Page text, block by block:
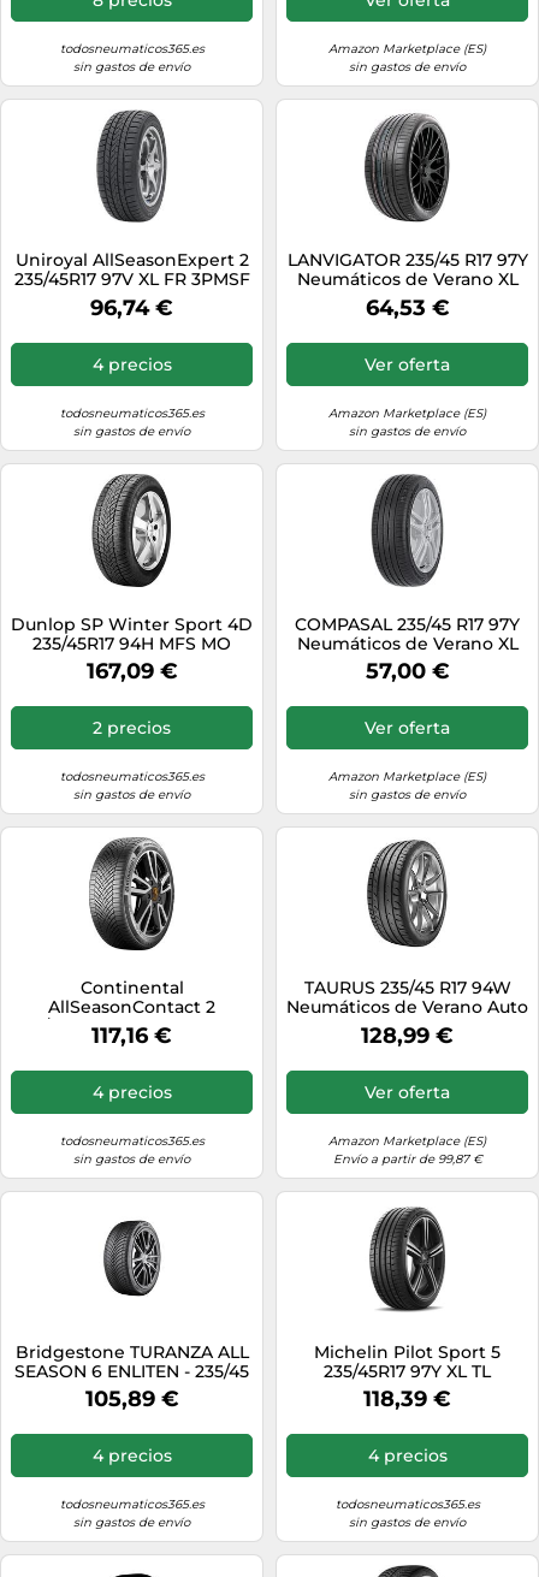
todosneumaticos365.es
sin gastos de envío
Amazon Marketplace (ES)
sin gastos de envío
Uniroyal AllSeasonExpert 2
235/45R17 97V XL FR 3PMSF
96,74 €
4 precios
todosneumaticos365.es
sin gastos de envío
LANVIGATOR 235/45 R17 97Y
Neumáticos de Verano XL
Auto
64,53 €
Ver oferta
Amazon Marketplace (ES)
sin gastos de envío
Dunlop SP Winter Sport 4D
235/45R17 94H MFS MO
167,09 €
2 precios
todosneumaticos365.es
sin gastos de envío
COMPASAL 235/45 R17 97Y
Neumáticos de Verano XL
Auto
57,00 €
Ver oferta
Amazon Marketplace (ES)
sin gastos de envío
Continental
AllSeasonContact 2
235/45R17 97Y XL FR 3PMSF
EVC
117,16 €
4 precios
todosneumaticos365.es
sin gastos de envío
TAURUS 235/45 R17 94W
Neumáticos de Verano Auto
Compatible con VW Passat
B7 Variant 365 TOURAN 1T3
Variant 3C5 Passat B6
Sedán 3C2 Scirocco III 137,
128,99 €
Ver oferta
Amazon Marketplace (ES)
Envío a partir de 99,87 €
Bridgestone TURANZA ALL
SEASON 6 ENLITEN - 235/45
R17 97Y XL - B/C/70 -
Neumático Todo Tiempo
(Turismo y SUV)
105,89 €
4 precios
todosneumaticos365.es
sin gastos de envío
Michelin Pilot Sport 5
235/45R17 97Y XL TL
118,39 €
4 precios
todosneumaticos365.es
sin gastos de envío